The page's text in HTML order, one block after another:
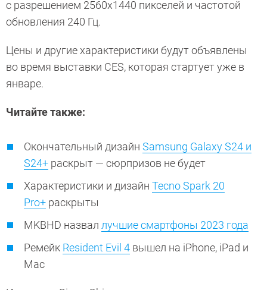
с разрешением 2560x1440 пикселей и частотой
обновления 240 Гц.
Цены и другие характеристики будут объявлены
во время выставки CES, которая стартует уже в
январе.
Читайте также:
Окончательный дизайн Samsung Galaxy S24 и
S24+ раскрыт — сюрпризов не будет
Характеристики и дизайн Tecno Spark 20
Pro+ раскрыты
MKBHD назвал лучшие смартфоны 2023 года
Ремейк Resident Evil 4 вышел на iPhone, iPad и
Mac